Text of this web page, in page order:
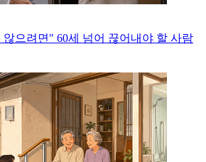
않으려면" 60세 넘어 끊어내야 할 사람